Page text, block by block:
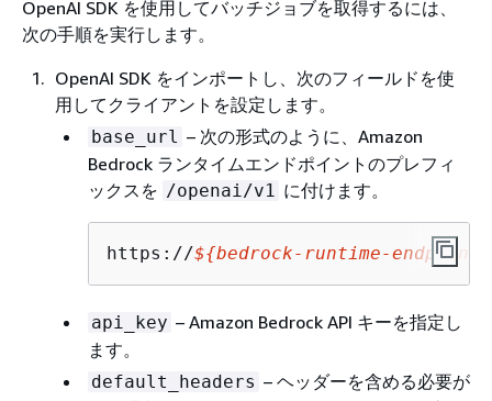
OpenAI SDK を使用してバッチジョブを取得するには、
次の手順を実行します。
OpenAI SDK をインポートし、次のフィールドを使
用してクライアントを設定します。
base_url – 次の形式のように、Amazon
Bedrock ランタイムエンドポイントのプレフィ
ックスを /openai/v1 に付けます。
https://${bedrock-runtime-endpoint}
api_key – Amazon Bedrock API キーを指定し
ます。
default_headers – ヘッダーを含める必要が